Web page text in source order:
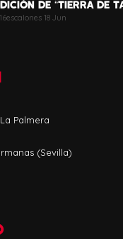
DE “TIERRA DE
18 Jun
Palmera
(Sevilla)